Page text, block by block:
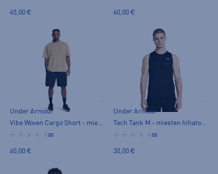
45,00 € 60,00 €
Under Armour
Vibe Woven Cargo Short - miesten shortsit
(0)
60,00 €
Under Armour
Tech Tank M - miesten hihaton paita
(0)
30,00 €